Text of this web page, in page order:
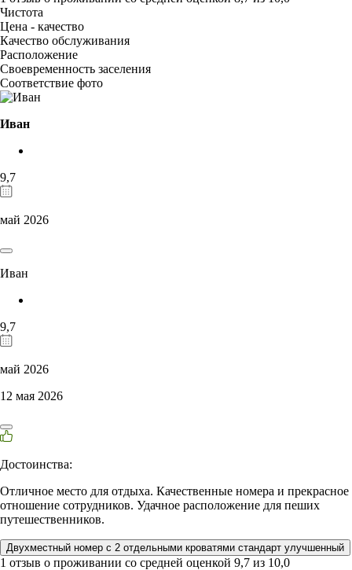
Чистота
Цена - качество
Качество обслуживания
Расположение
Своевременность заселения
Соответствие фото
Иван
9,7
май 2026
Иван
9,7
май 2026
12 мая 2026
Достоинства:
Отличное место для отдыха. Качественные номера и прекрасное
отношение сотрудников. Удачное расположение для пеших
путешественников.
Двухместный номер с 2 отдельными кроватями стандарт улучшенный
1 отзыв о проживании со средней оценкой 9,7 из 10,0